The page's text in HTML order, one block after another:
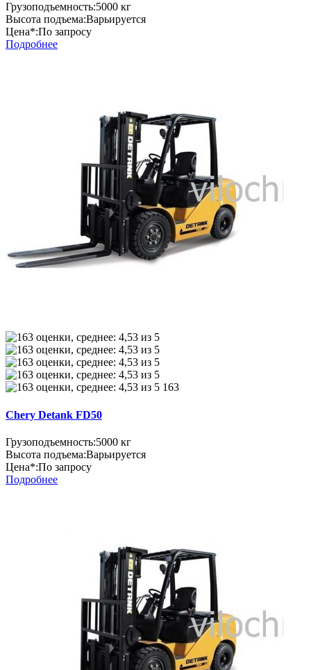
Грузоподъемность:5000 кг
Высота подъема:Варьируется
Цена*:По запросу
Подробнее
163
Chery Detank FD50
Грузоподъемность:5000 кг
Высота подъема:Варьируется
Цена*:По запросу
Подробнее